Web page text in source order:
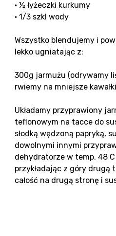
• ½ łyżeczki kurkumy
• 1/3 szkl wody
Wszystko blendujemy i
lekko ugniatając z:
300g jarmużu (odrywamy
rwiemy na mniejsze
Układamy przyprawiony
teflonowym na tacce do
słodką wędzoną papryką,
dowolnymi innymi
dehydratorze w temp. 48
przykładając z góry drugą
całość na drugą stronę i